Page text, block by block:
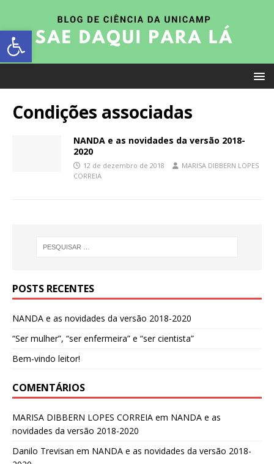
Abrir a barra de ferramentas
Condições associadas
NANDA e as novidades da versão 2018-
2020
12 de dezembro de 2018
MARISA DIBBERN LOPES
CORREIA
POSTS RECENTES
NANDA e as novidades da versão 2018-2020
“Ser mulher”, “ser enfermeira” e “ser cientista”
Bem-vindo leitor!
COMENTÁRIOS
MARISA DIBBERN LOPES CORREIA em NANDA e as
novidades da versão 2018-2020
Danilo Trevisan em NANDA e as novidades da versão 2018-